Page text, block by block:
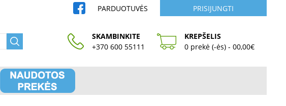
PARDUOTUVĖS PRISIJUNGTI
SKAMBINKITE
+370 600 55111
KREPŠELIS
0 prekė (-ės) - 00,00€